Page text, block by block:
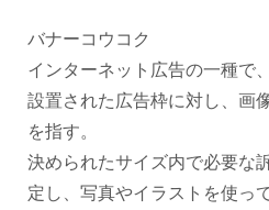
バナーコウコク
インターネット広告の一種で
設置された広告枠に対し、画
を指す。
決められたサイズ内で必要な
定し、写真やイラストを使っ